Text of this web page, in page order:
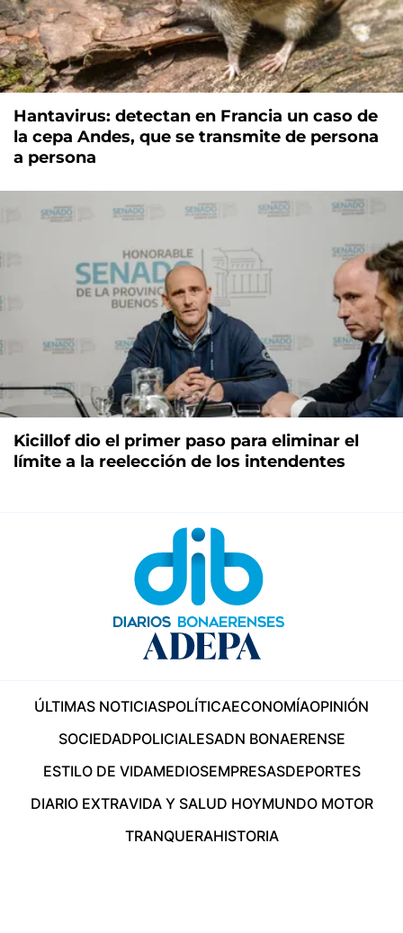
Hantavirus: detectan en Francia un caso de
la cepa Andes, que se transmite de persona
a persona
Kicillof dio el primer paso para eliminar el
límite a la reelección de los intendentes
ÚLTIMAS NOTICIASPOLÍTICAECONOMÍAOPINIÓN
SOCIEDADPOLICIALESADN BONAERENSE
ESTILO DE VIDAMEDIOSEMPRESASDEPORTES
DIARIO EXTRAVIDA Y SALUD HOYMUNDO MOTOR
TRANQUERAHISTORIA